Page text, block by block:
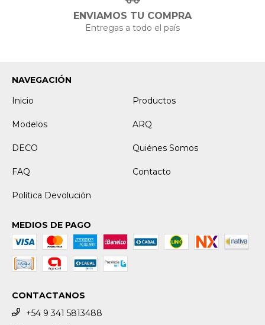
ENVIAMOS TU COMPRA
Entregas a todo el país
NAVEGACIÓN
Inicio
Productos
Modelos ARQ
DECO Quiénes Somos
FAQ Contacto
Política Devolución
MEDIOS DE PAGO
CONTACTANOS
+54 9 341 5813488